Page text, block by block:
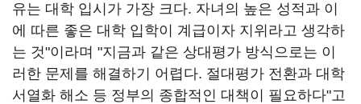
유는 대학 입시가 가장 크다. 자녀의 높은 성적과 이
에 따른 좋은 대학 입학이 계급이자 지위라고 생각하
는 것"이라며 "지금과 같은 상대평가 방식으로는 이
러한 문제를 해결하기 어렵다. 절대평가 전환과 대학
서열화 해소 등 정부의 종합적인 대책이 필요하다"고